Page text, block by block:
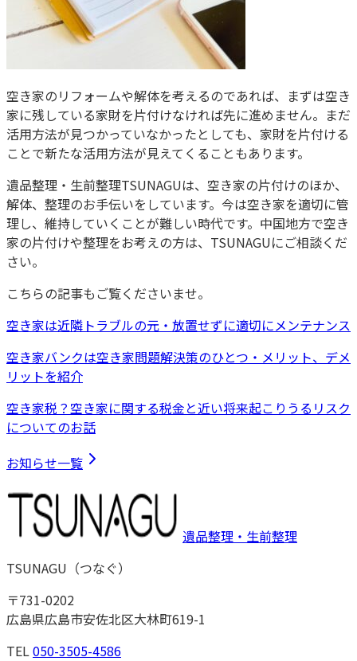
空き家のリフォームや解体を考えるのであれば、まずは空き
家に残している家財を片付けなければ先に進めません。まだ
活用方法が見つかっていなかったとしても、家財を片付ける
ことで新たな活用方法が見えてくることもあります。
遺品整理・生前整理TSUNAGUは、空き家の片付けのほか、
解体、整理のお手伝いをしています。今は空き家を適切に管
理し、維持していくことが難しい時代です。中国地方で空き
家の片付けや整理をお考えの方は、TSUNAGUにご相談くだ
さい。
こちらの記事もご覧くださいませ。
空き家は近隣トラブルの元・放置せずに適切にメンテナンス
空き家バンクは空き家問題解決策のひとつ・メリット、デメ
リットを紹介
空き家税？空き家に関する税金と近い将来起こりうるリスク
についてのお話
お知らせ一覧
遺品整理・生前整理
TSUNAGU （つなぐ）
〒731-0202
広島県広島市安佐北区大林町619-1
TEL050-3505-4586